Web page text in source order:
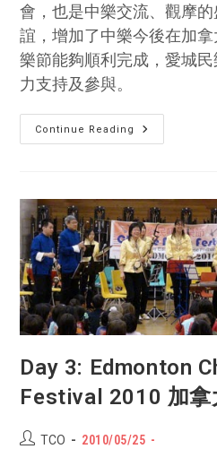
會，也是中樂交流、觀摩
誼，增加了中樂今後在加
樂節能夠順利完成，愛城
力支持及參與。
Continue Reading
愛
民
2010
愛
民
頓
中
樂
節
Day 3: Edmonton
Festival 2010 加拿
PostTCO
POST
2010/05/25